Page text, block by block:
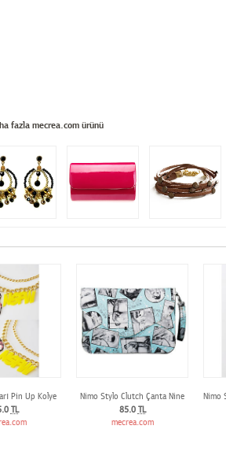
fazla mecrea.com ürünü
Pin Up Kolye
TL
Nimo Stylo Clutch Çanta Nine
85.0 TL
mecrea.com
Nimo